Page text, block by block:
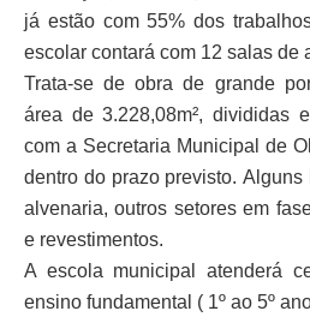
já estão com 55% dos
escolar contará com 12 salas de
Trata-se de obra de grande
área de 3.228,08m², divididas
com a Secretaria Municipal de
dentro do prazo previsto.
alvenaria, outros setores em
e revestimentos.
A escola municipal atenderá
ensino fundamental ( 1º ao 5º